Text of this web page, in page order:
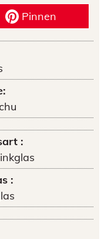
Pinnen
:
: